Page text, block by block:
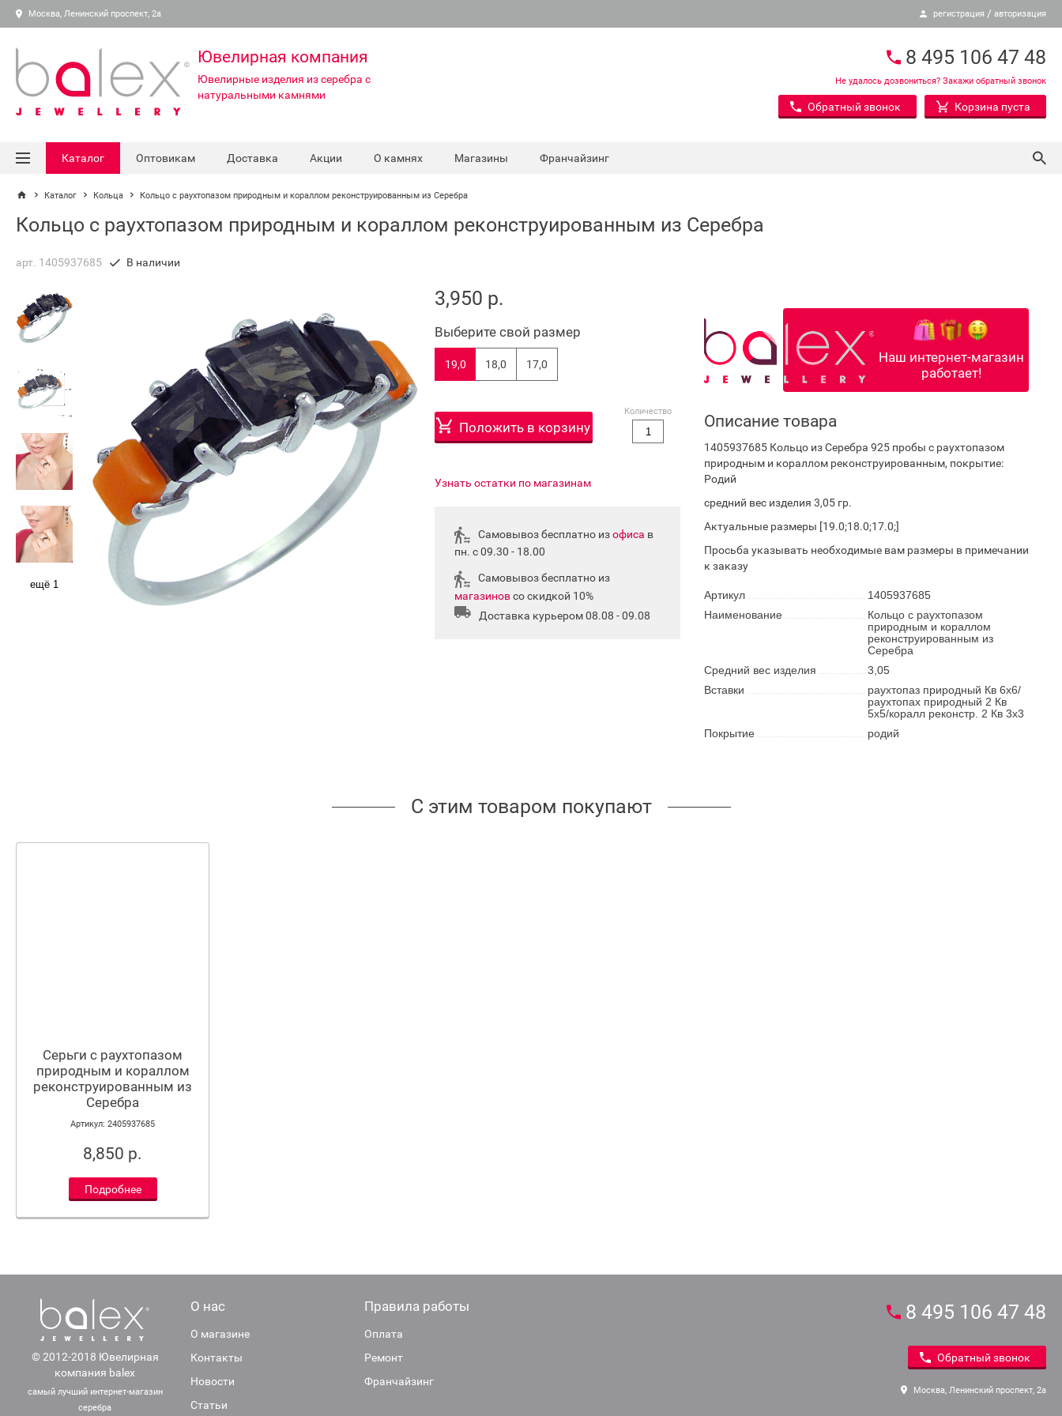
Москва, Ленинский проспект, 2а регистрация / авторизация
Ювелирная компания
Ювелирные изделия из серебра с
натуральными камнями
8 495 106 47 48
Не удалось дозвониться? Закажи обратный звонок
Обратный звонок Корзина пуста
Каталог Оптовикам Доставка Акции О камнях Магазины Франчайзинг
Каталог Кольца Кольцо с раухтопазом природным и кораллом реконструированным из Серебра
Кольцо с раухтопазом природным и кораллом реконструированным из Серебра
арт. 1405937685 В наличии
ещё 1
3,950 р.
Выберите свой размер
19,0 18,0 17,0
Положить в корзину
Количество
Узнать остатки по магазинам
Самовывоз бесплатно изофиса в
пн. с 09.30 - 18.00
Самовывоз бесплатно из
магазиновсо скидкой 10%
Доставка курьером 08.08 - 09.08
Наш интернет-магазин
работает!
Описание товара
1405937685 Кольцо из Серебра 925 пробы с раухтопазом
природным и кораллом реконструированным, покрытие:
Родий
средний вес изделия 3,05 гр.
Актуальные размеры [19.0;18.0;17.0;]
Просьба указывать необходимые вам размеры в примечании
к заказу
Артикул
1405937685
Наименование
Кольцо с раухтопазом
природным и кораллом
реконструированным из
Серебра
Средний вес изделия
3,05
Вставки
раухтопаз природный Кв 6х6/
раухтопах природный 2 Кв
5х5/коралл реконстр. 2 Кв 3х3
Покрытие
родий
С этим товаром покупают
Серьги с раухтопазом
природным и кораллом
реконструированным из
Серебра
Артикул: 2405937685
8,850 р.
Подробнее
© 2012-2018 Ювелирная
компания balex
самый лучший интернет-магазин
серебра
О нас
О магазине
Контакты
Новости
Статьи
Правила работы
Оплата
Ремонт
Франчайзинг
8 495 106 47 48
Обратный звонок
Москва, Ленинский проспект, 2а